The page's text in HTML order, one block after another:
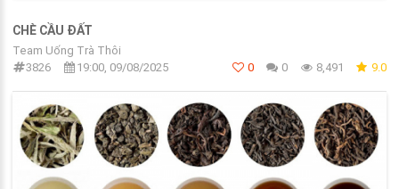
CHÈ CẦU ĐẤT
Team Uống Trà Thôi
3826
19:00, 09/08/2025 0 0 8,491 9.0